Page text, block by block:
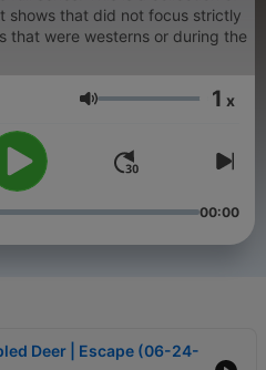
shows that did not focus strictly
that were westerns or during the
Volumen 1 x
00:00
Deer | Escape (06-24-